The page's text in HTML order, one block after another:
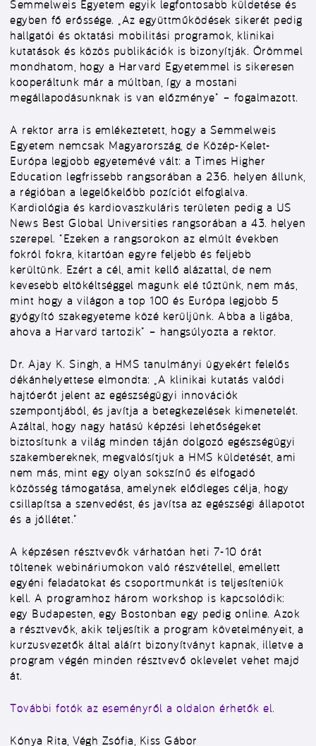
Semmelweis Egyetem egyik legfontosabb küldetése és
egyben fő erőssége. „Az együttműködések sikerét pedig
hallgatói és oktatási mobilitási programok, klinikai
kutatások és közös publikációk is bizonyítják. Örömmel
mondhatom, hogy a Harvard Egyetemmel is sikeresen
kooperáltunk már a múltban, így a mostani
megállapodásunknak is van előzménye” – fogalmazott.
A rektor arra is emlékeztetett, hogy a Semmelweis
Egyetem nemcsak Magyarország, de Közép-Kelet-
Európa legjobb egyetemévé vált: a Times Higher
Education legfrissebb rangsorában a 236. helyen állunk,
a régióban a legelőkelőbb pozíciót elfoglalva.
Kardiológia és kardiovaszkuláris területen pedig a US
News Best Global Universities rangsorában a 43. helyen
szerepel. “Ezeken a rangsorokon az elmúlt években
fokról fokra, kitartóan egyre feljebb és feljebb
kerültünk. Ezért a cél, amit kellő alázattal, de nem
kevesebb eltökéltséggel magunk elé tűztünk, nem más,
mint hogy a világon a top 100 és Európa legjobb 5
gyógyító szakegyeteme közé kerüljünk. Abba a ligába,
ahova a Harvard tartozik” – hangsúlyozta a rektor.
Dr. Ajay K. Singh, a HMS tanulmányi ügyekért felelős
dékánhelyettese elmondta: „A klinikai kutatás valódi
hajtóerőt jelent az egészségügyi innovációk
szempontjából, és javítja a betegkezelések kimenetelét.
Azáltal, hogy nagy hatású képzési lehetőségeket
biztosítunk a világ minden táján dolgozó egészségügyi
szakembereknek, megvalósítjuk a HMS küldetését, ami
nem más, mint egy olyan sokszínű és elfogadó
közösség támogatása, amelynek elődleges célja, hogy
csillapítsa a szenvedést, és javítsa az egészségi állapotot
és a jóllétet.”
A képzésen résztvevők várhatóan heti 7-10 órát
töltenek webináriumokon való részvétellel, emellett
egyéni feladatokat és csoportmunkát is teljesíteniük
kell. A programhoz három workshop is kapcsolódik:
egy Budapesten, egy Bostonban egy pedig online. Azok
a résztvevők, akik teljesítik a program követelményeit, a
kurzusvezetők által aláírt bizonyítványt kapnak, illetve a
program végén minden résztvevő oklevelet vehet majd
át.
További fotók az eseményről a oldalon érhetők el.
Kónya Rita, Végh Zsófia, Kiss Gábor